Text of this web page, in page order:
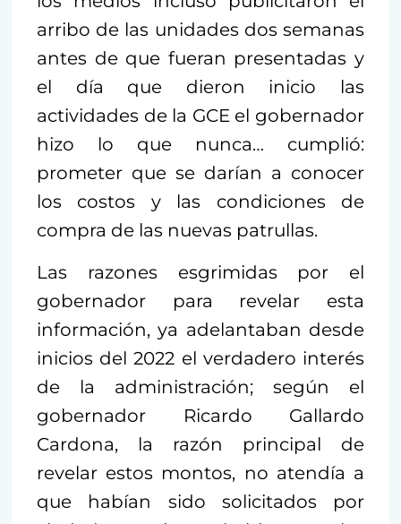
arribo de las unidades dos semanas
antes de que fueran presentadas y
el día que dieron inicio las
actividades de la GCE el gobernador
hizo lo que nunca… cumplió:
prometer que se darían a conocer
los costos y las condiciones de
compra de las nuevas patrullas.
Las razones esgrimidas por el
gobernador para revelar esta
información, ya adelantaban desde
inicios del 2022 el verdadero interés
de la administración; según el
gobernador Ricardo Gallardo
Cardona, la razón principal de
revelar estos montos, no atendía a
que habían sido solicitados por